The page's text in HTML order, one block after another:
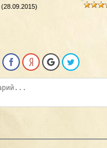
(28.09.2015)